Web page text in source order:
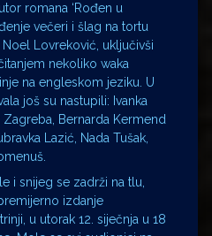
romana ‘Rođen u
večeri i šlag na tortu
Lovreković, uključivši
nekoliko waka
na engleskom jeziku. U
još su nastupili: Ivanka
Bernarda Kermend
Lazić, Nada Tušak,
i snijeg se zadrži na tlu,
izdanje
u utorak 12. siječnja u 18